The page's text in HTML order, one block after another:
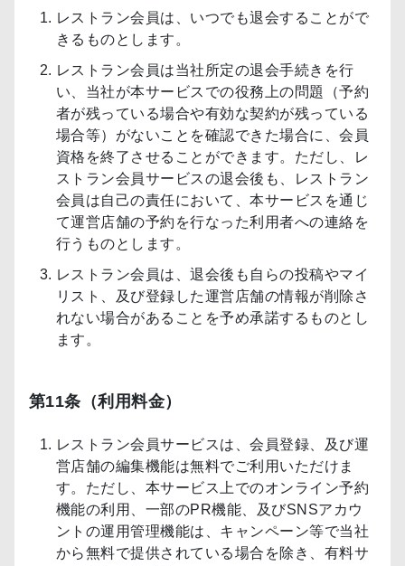
レストラン会員は、いつでも退会することがで
きるものとします。
レストラン会員は当社所定の退会手続きを行
い、当社が本サービスでの役務上の問題（予約
者が残っている場合や有効な契約が残っている
場合等）がないことを確認できた場合に、会員
資格を終了させることができます。ただし、レ
ストラン会員サービスの退会後も、レストラン
会員は自己の責任において、本サービスを通じ
て運営店舗の予約を行なった利用者への連絡を
行うものとします。
レストラン会員は、退会後も自らの投稿やマイ
リスト、及び登録した運営店舗の情報が削除さ
れない場合があることを予め承諾するものとし
ます。
第11条（利用料金）
レストラン会員サービスは、会員登録、及び運
営店舗の編集機能は無料でご利用いただけま
す。ただし、本サービス上でのオンライン予約
機能の利用、一部のPR機能、及びSNSアカウ
ントの運用管理機能は、キャンペーン等で当社
から無料で提供されている場合を除き、有料サ